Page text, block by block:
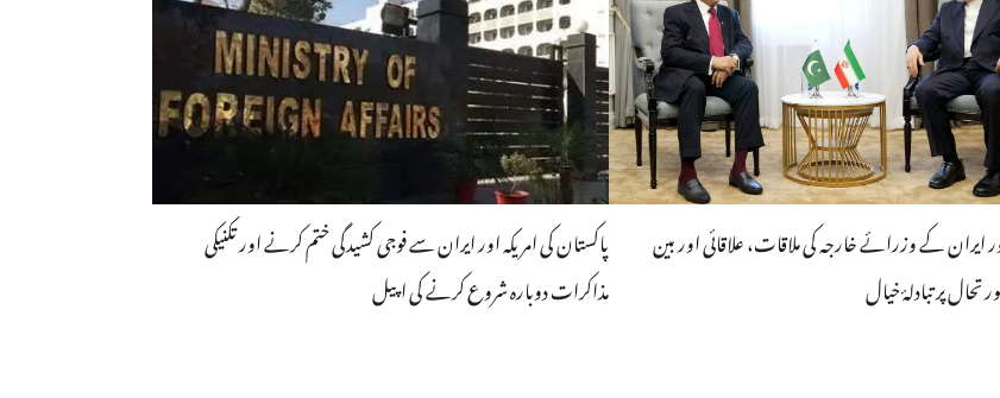
ایران کے وزرائے خارجہ کی ملاقات، علاقائی اور بین
پر تبادلۂ خیال
پاکستان کی امریکہ اور ایران سے فوجی کشیدگی ختم کرنے اور تکنیکی
مذاکرات دوبارہ شروع کرنے کی اپیل